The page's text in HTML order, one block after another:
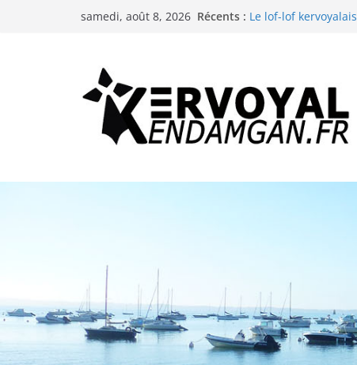
samedi, août 8, 2026 Récents : Le lof-lof kervoyalais